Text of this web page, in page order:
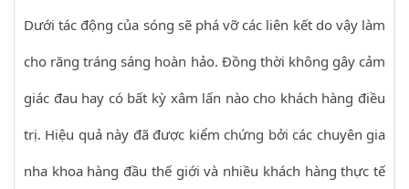
Dưới tác động của sóng sẽ phá vỡ các liên kết do vậy làm
cho răng tráng sáng hoàn hảo. Đồng thời không gây cảm
giác đau hay có bất kỳ xâm lấn nào cho khách hàng điều
trị. Hiệu quả này đã được kiểm chứng bởi các chuyên gia
nha khoa hàng đầu thế giới và nhiều khách hàng thực tế